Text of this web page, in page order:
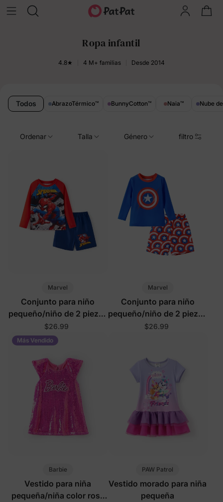
Ropa infantil
4.8★ 4 M+ familias Desde 2014
Todos AbrazoTérmico™ BunnyCotton™ Naia™ Nube
Ordenar Talla Género filtro
Marvel
Conjunto para niño
pequeño/niño de 2 piezas
con camiseta y
pantalones cortos con
marina y protección
UPF50+
$26.99
Marvel
Conjunto para niño
pequeño/niño de 2 piezas
con camisetas y
protección UPF50+
$26.99
Más Vendido
Barbie
Vestido para niña
pequeña/niña color rosa
PAW Patrol
Vestido morado para niña
pequeña